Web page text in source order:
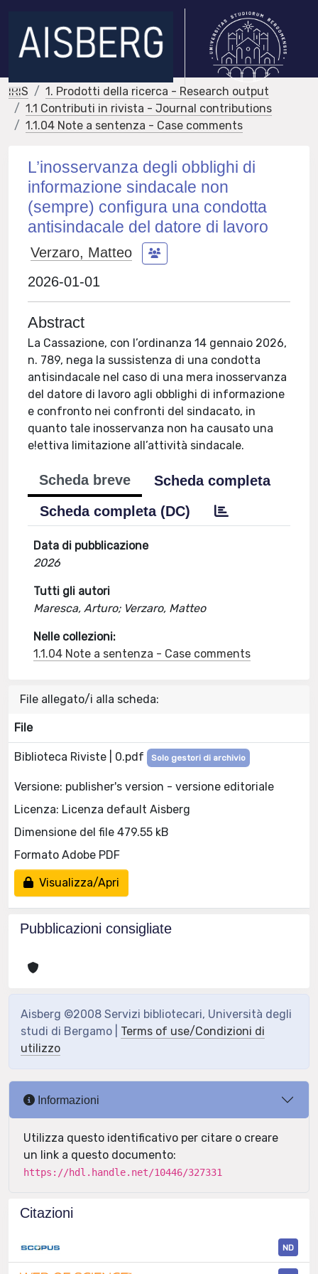
IRIS
1. Prodotti della ricerca - Research output
1.1 Contributi in rivista - Journal contributions
1.1.04 Note a sentenza - Case comments
L’inosservanza degli obblighi di
informazione sindacale non
(sempre) conﬁgura una condotta
antisindacale del datore di lavoro
Verzaro, Matteo
2026-01-01
Abstract
La Cassazione, con l’ordinanza 14 gennaio 2026,
n. 789, nega la sussistenza di una condotta
antisindacale nel caso di una mera inosservanza
del datore di lavoro agli obblighi di informazione
e confronto nei confronti del sindacato, in
quanto tale inosservanza non ha causato una
e!ettiva limitazione all’attività sindacale.
Scheda breve
Scheda completa
Scheda completa (DC)
Data di pubblicazione
2026
Tutti gli autori
Maresca, Arturo; Verzaro, Matteo
Nelle collezioni:
1.1.04 Note a sentenza - Case comments
File allegato/i alla scheda:
File
Biblioteca Riviste | 0.pdf Solo gestori di archivio
Versione: publisher's version - versione editoriale
Licenza: Licenza default Aisberg
Dimensione del file 479.55 kB
Formato Adobe PDF
Visualizza/Apri
Pubblicazioni consigliate
Aisberg ©2008 Servizi bibliotecari, Università degli
studi di Bergamo | Terms of use/Condizioni di
utilizzo
Informazioni
Utilizza questo identificativo per citare o creare
un link a questo documento:
https://hdl.handle.net/10446/327331
Citazioni
ND